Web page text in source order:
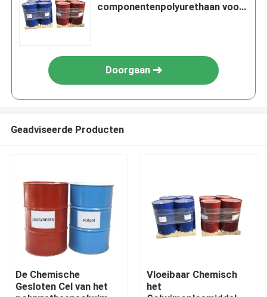
componentenpolyurethaan voor
Doorgaan
Geadviseerde Producten
De Chemische
Gesloten Cel van het
Vloeibaar Chemisch
het